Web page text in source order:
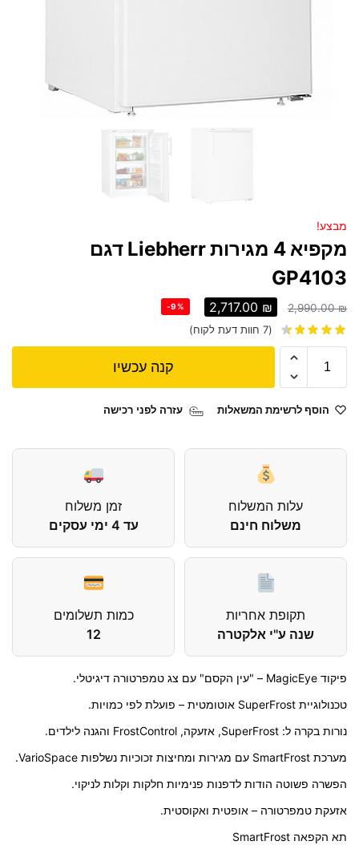
מבצע!
מקפיא 4 מגירות Liebherr דגם
GP4103
2,990.00₪
2,717.00 ₪
-9%
(
7 חוות דעת לקוח)
קנה עכשיו
הוסף לרשימת המשאלות עזרה לפני רכישה
עלות המשלוח
משלוח חינם
זמן משלוח
עד 4 ימי עסקים
תקופת אחריות
שנה ע"י אלקטרה
כמות תשלומים
12
פיקוד MagicEye – "עין הקסם" עם צג טמפרטורה דיגיטלי.
טכנולוגיית SuperFrost אוטומטית – פועלת לפי כמויות.
נורות בקרה ל: SuperFrost, אזעקה, FrostControl והגנה לילדים.
מערכת SmartFrost עם מגירות ומחיצות זכוכיות נשלפות VarioSpace.
הפשרה פשוטה הודות לדפנות פנימיות חלקות וקלות לניקוי.
אזעקת טמפרטורה – אופטית ואקוסטית.
תא הקפאה SmartFrost